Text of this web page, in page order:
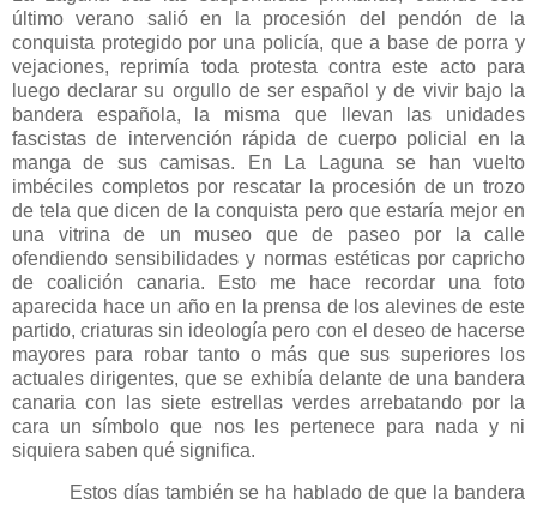
último verano salió en la procesión del pendón de la
conquista protegido por una policía, que a base de porra y
vejaciones, reprimía toda protesta contra este acto para
luego declarar su orgullo de ser español y de vivir bajo la
bandera española, la misma que llevan las unidades
fascistas de intervención rápida de cuerpo policial en la
manga de sus camisas. En
La Laguna se han vuelto
imbéciles completos por rescatar la procesión de un trozo
de tela que dicen de la conquista pero que estaría mejor en
una vitrina de un museo que de paseo por la calle
ofendiendo sensibilidades y normas estéticas por capricho
de coalición canaria. Esto me hace recordar una foto
aparecida hace un año en la prensa de los alevines de este
partido, criaturas sin ideología pero con el deseo de hacerse
mayores para robar tanto o más que sus superiores los
actuales dirigentes, que se exhibía delante de una bandera
canaria con las siete estrellas verdes arrebatando por la
cara un símbolo que nos les pertenece para nada y ni
siquiera saben qué significa.
Estos días también se ha hablado de que la bandera